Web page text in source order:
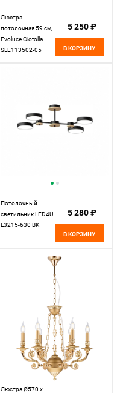
Люстра
потолочная 59 см,
Evoluce Ciotolla
SLE113502-05
5 250 ₽
В КОРЗИНУ
Потолочный
cветильник LED4U
L3215-630 BK
5 280 ₽
В КОРЗИНУ
Люстра Ø570 x